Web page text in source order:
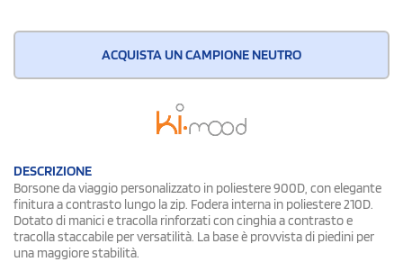
ACQUISTA UN CAMPIONE NEUTRO
DESCRIZIONE
Borsone da viaggio personalizzato in poliestere 900D, con elegante
finitura a contrasto lungo la zip. Fodera interna in poliestere 210D.
Dotato di manici e tracolla rinforzati con cinghia a contrasto e
tracolla staccabile per versatilità. La base è provvista di piedini per
una maggiore stabilità.